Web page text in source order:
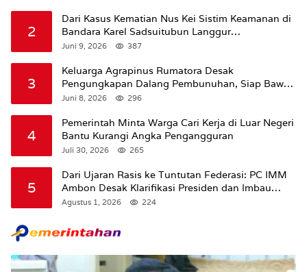
2
Dari Kasus Kematian Nus Kei Sistim Keamanan di
Bandara Karel Sadsuitubun Langgur
Dipertanyakan
Juni 9, 2026 387
3
Keluarga Agrapinus Rumatora Desak
Pengungkapan Dalang Pembunuhan, Siap Bawa
Kasus ke Komisi III DPR RI
Juni 8, 2026 296
4
Pemerintah Minta Warga Cari Kerja di Luar Negeri
Bantu Kurangi Angka Pengangguran
Juli 30, 2026 265
5
Dari Ujaran Rasis ke Tuntutan Federasi: PC IMM
Ambon Desak Klarifikasi Presiden dan Imbau
Tunda Pengibaran Bendera Merah Putih Di
Agustus 1, 2026 224